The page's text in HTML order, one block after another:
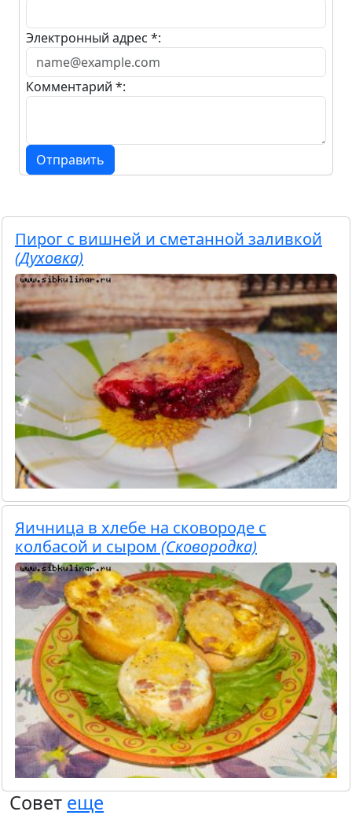
Электронный адрес *:
Комментарий *:
Отправить
Пирог с вишней и сметанной заливкой
(Духовка)
Яичница в хлебе на сковороде с
колбасой и сыром (Сковородка)
Совет еще